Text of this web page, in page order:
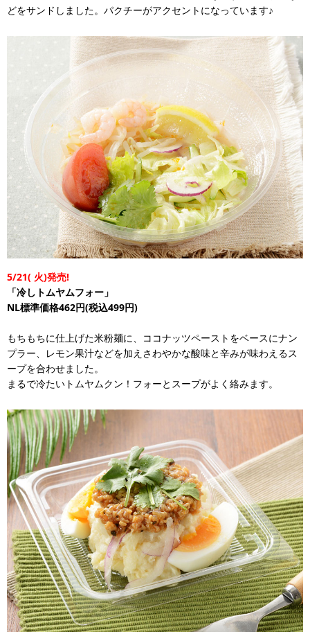
どをサンドしました。パクチーがアクセントになっています♪
5/21( 火)発売!
「冷しトムヤムフォー」
NL標準価格462円(税込499円)
もちもちに仕上げた米粉麺に、ココナッツペーストをベースにナン
プラー、レモン果汁などを加えさわやかな酸味と辛みが味わえるス
ープを合わせました。
まるで冷たいトムヤムクン！フォーとスープがよく絡みます。